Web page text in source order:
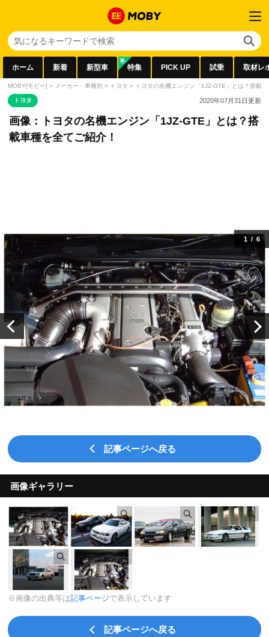
ホーム 新着 新型車 特集 PICK UP 試乗 取材レ
MOBY[モビー] > メーカー・車種別 > トヨタ > トヨタの名機エンジン「1JZ-GTE」とは？搭載
トヨタ 2020年07月31日更新
画像：トヨタの名機エンジン「1JZ-GTE」とは？搭
載車種を全てご紹介！
1/ 6
記事ページへ戻る
画像ギャラリー
※画像の出典等は記事ページで表示しています
記事ページへ戻る